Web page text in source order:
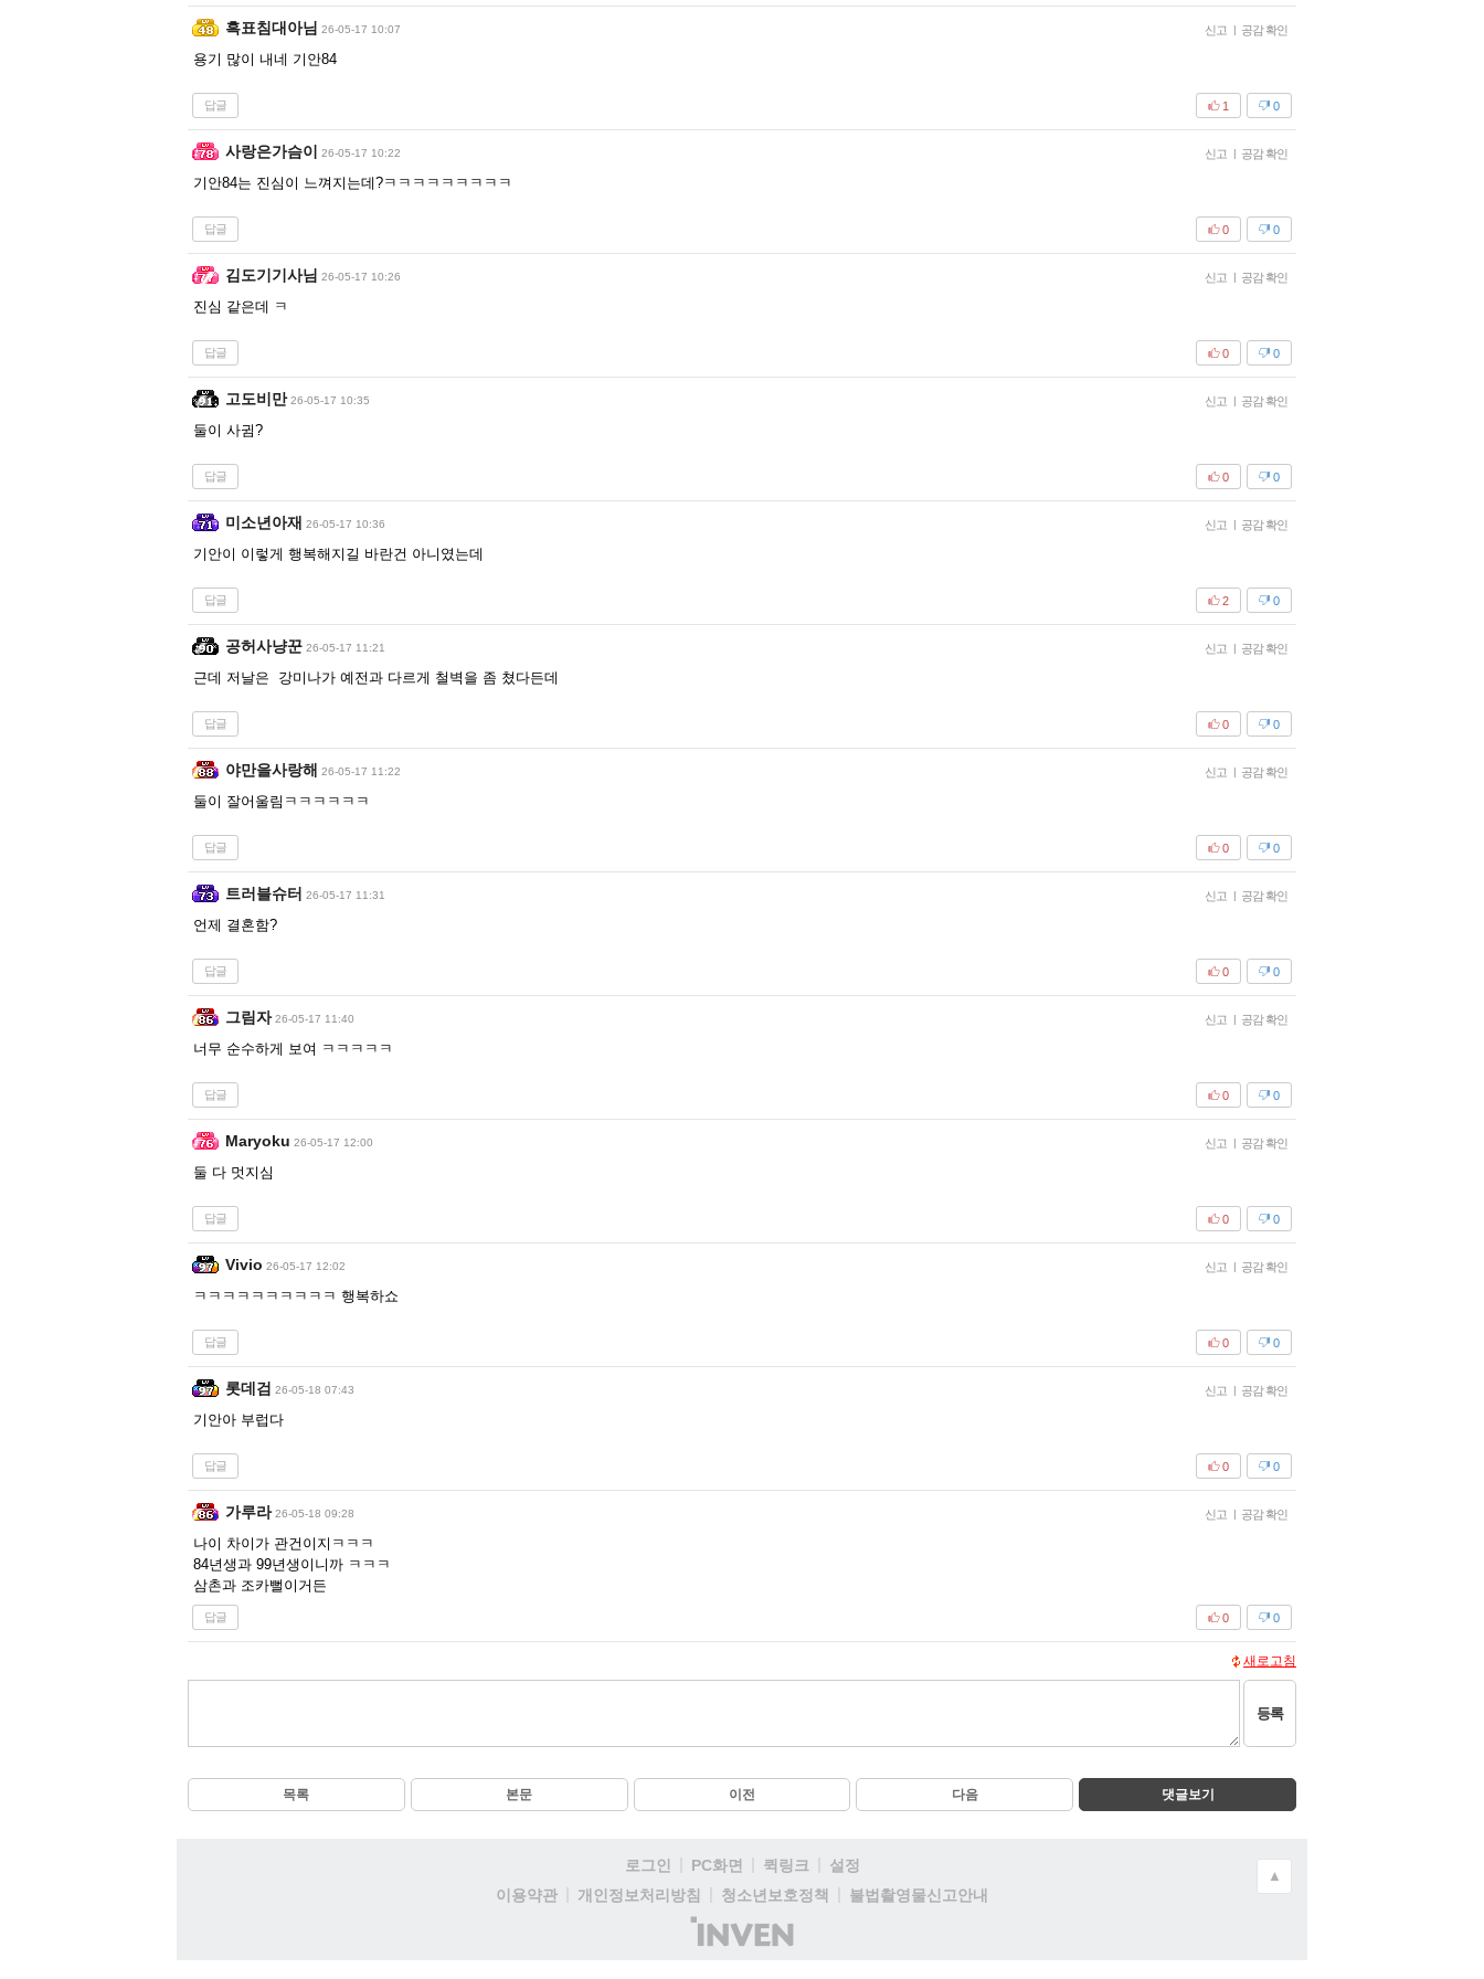
흑표침대아님 26-05-17 10:07 신고 | 공감 확인
용기 많이 내네 기안84
답글 0
1
사랑은가슴이 26-05-17 10:22 신고 | 공감 확인
기안84는 진심이 느껴지는데?ㅋㅋㅋㅋㅋㅋㅋㅋㅋ
답글 0
0
김도기기사님 26-05-17 10:26 신고 | 공감 확인
진심 같은데 ㅋ
답글 0
0
고도비만 26-05-17 10:35 신고 | 공감 확인
둘이 사귐?
답글 0
0
미소년아재 26-05-17 10:36 신고 | 공감 확인
기안이 이렇게 행복해지길 바란건 아니였는데
답글 0
2
공허사냥꾼 26-05-17 11:21 신고 | 공감 확인
근데 저날은 강미나가 예전과 다르게 철벽을 좀 쳤다든데
답글 0
0
야만을사랑해 26-05-17 11:22 신고 | 공감 확인
둘이 잘어울림ㅋㅋㅋㅋㅋㅋ
답글 0
0
트러블슈터 26-05-17 11:31 신고 | 공감 확인
언제 결혼함?
답글 0
0
그림자 26-05-17 11:40 신고 | 공감 확인
너무 순수하게 보여 ㅋㅋㅋㅋㅋ
답글 0
0
Maryoku 26-05-17 12:00 신고 | 공감 확인
둘 다 멋지심
답글 0
0
Vivio 26-05-17 12:02 신고 | 공감 확인
ㅋㅋㅋㅋㅋㅋㅋㅋㅋㅋ 행복하쇼
답글 0
0
롯데검 26-05-18 07:43 신고 | 공감 확인
기안아 부럽다
답글 0
0
가루라 26-05-18 09:28 신고 | 공감 확인
나이 차이가 관건이지ㅋㅋㅋ
84년생과 99년생이니까 ㅋㅋㅋ
삼촌과 조카뻘이거든
답글 0
0
새로고침
등록
목록 본문 이전 다음 댓글보기
로그인 PC화면 퀵링크
설정
이용약관
개인정보처리방침 청소년보호정책
불법촬영물신고안내
(주)
인
▲